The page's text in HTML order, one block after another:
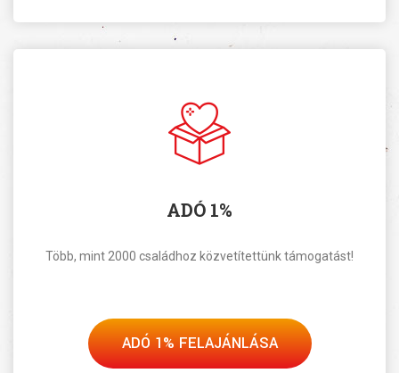
ADÓ 1%
Több, mint 2000 családhoz közvetítettünk támogatást!
ADÓ 1% FELAJÁNLÁSA